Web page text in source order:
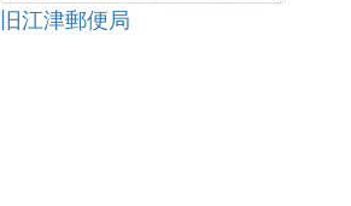
旧江津郵便局